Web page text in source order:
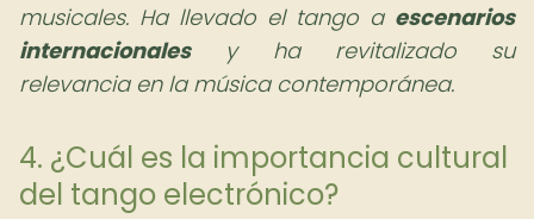
musicales. Ha llevado el tango a escenarios
internacionalesy ha revitalizado su
relevancia en la música contemporánea.
4. ¿Cuál es la importancia cultural
del tango electrónico?